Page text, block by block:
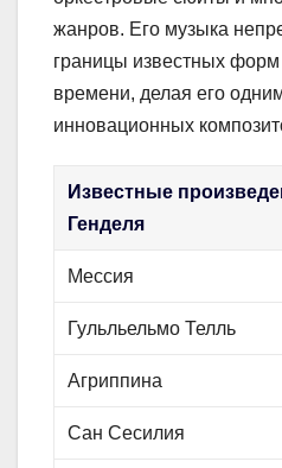
жанров. Его музыка
границы известных форм
времени, делая его
инновационных
Известные
Генделя
Мессия
Гульльельмо Телль
Агриппина
Сан Сесилия